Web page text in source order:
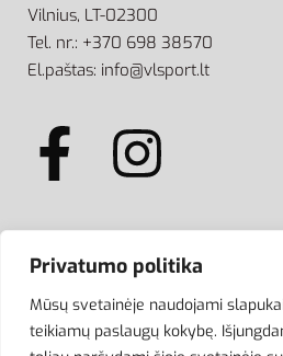
Privatumo politika
Mūsų svetainėje naudojami
teikiamų paslaugų kokybę.
Vilnius, LT-02300
Tel. nr.: +370 698 38570
El.paštas: info@vlsport.lt